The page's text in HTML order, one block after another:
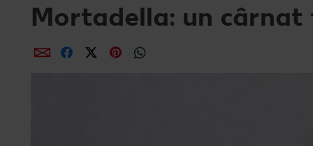
Mortadella: un
DistribuieDistribuieDistribuieDistribuie